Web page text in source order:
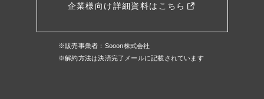
企業様向け詳細資料はこちら
※販売事業者：Sooon株式会社
※解約方法は決済完了メールに記載されています